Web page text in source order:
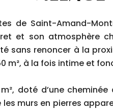
de Saint-Amand-
et son atmosphère
sans renoncer à la
m², à la fois intime et
doté d’une
murs en pierres